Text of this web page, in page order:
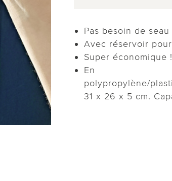
Pas besoin de seau
Avec réservoir
Super économique !
En
polypropylène/
31 x 26 x 5 cm.